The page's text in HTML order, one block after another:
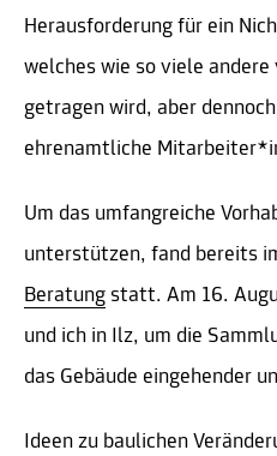
Herausforderung für ein
welches wie so viele andere
getragen wird, aber
ehrenamtliche
Um das umfangreiche
unterstützen, fand bereits
Beratung statt. Am 16.
und ich in Ilz, um die
das Gebäude eingehender
Ideen zu baulichen